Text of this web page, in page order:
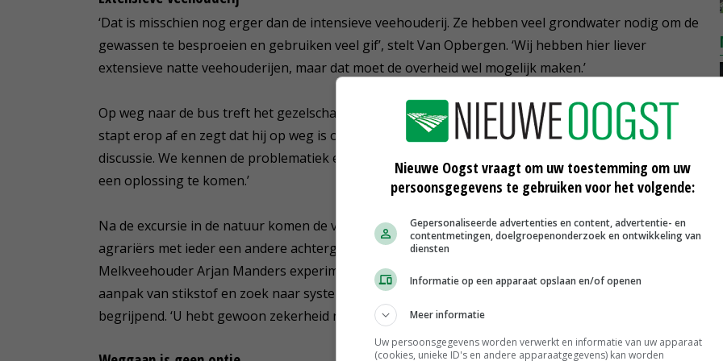
‘Dat is misschien nog erger dan de intensieve veehouderij. Ze hebben veel grondwater nodig om de
gewassen te besproeien en gebruiken veel gif’, stelt Van Opbergen. ‘Wij hebben hier liever
extensieve natte veehouderijen, maar dat moet de overheid wel mogelijk maken.’
Op weg naar de bus treft het gezelschap een groep mensen met een omgekeerde vlag. De koning
stapt erop af en zegt dat hij op weg is om met boeren te gaan praten. ‘We hopen op een goede
discussie. We kennen de problematiek en gaan erover praten’, laat hij weten. We hopen samen tot
een oplossing te komen.’
Na de excursie in de natuur komen de voedselproducenten. Rond de tafel verzamelen zich vijf
agrariërs met ieder een andere achtergrond. Gespreksleider is ZLTO-voorzitter Wim Bens.
Melkveehouder Arjan Manders experimenteert met een irrigatiesysteem. ‘Ik wil investeren in de
aanpak van stikstof en zoek naar systemen die juridisch geborgd zijn.’ Koningin Máxima knikt
begrijpend. ‘U hebt gewoon zekerheid nodig.’ Manders: ‘We hebben tijd nodig en financiële ruimte.’
Nieuwe Oogst vraagt om uw toestemming om uw
persoonsgegevens te gebruiken voor het volgende:
Gepersonaliseerde advertenties en content, advertentie- en
contentmetingen, doelgroepenonderzoek en ontwikkeling van
diensten
Informatie op een apparaat opslaan en/of openen
Meer informatie
Uw persoonsgegevens worden verwerkt en informatie van uw apparaat
(cookies, unieke ID's en andere apparaatgegevens) kan worden